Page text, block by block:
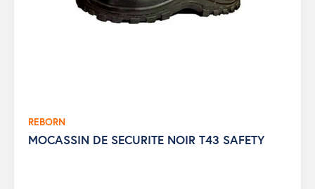
REBORN
MOCASSIN DE SECURITE NOIR T43 SAFETY